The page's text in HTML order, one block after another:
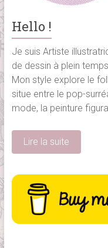
Hello !
Je suis Artiste
de dessin à plein
Mon style explore le
situe entre le pop-
mode, la peinture
Lire la suite